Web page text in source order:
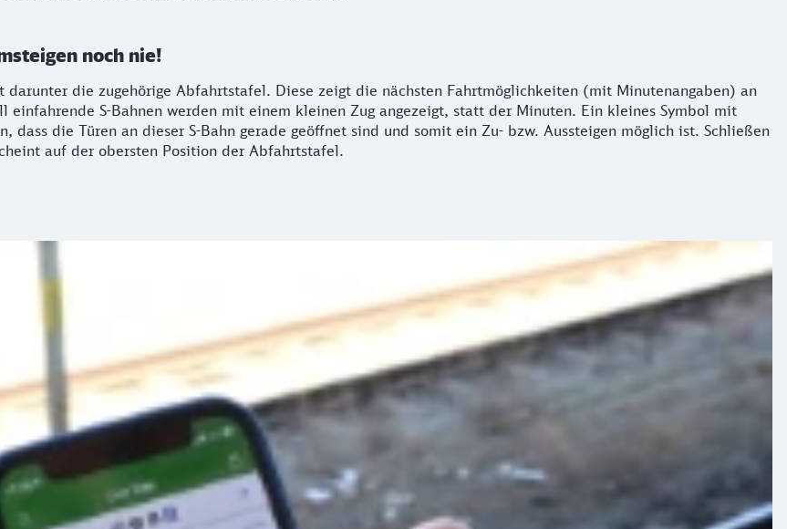
noch nie!
die zugehörige Abfahrtstafel. Diese zeigt die nächsten Fahrtmöglichkeiten (mit Minutenangaben) an
S-Bahnen werden mit einem kleinen Zug angezeigt, statt der Minuten. Ein kleines Symbol mit
dass die Türen an dieser S-Bahn gerade geöffnet sind und somit ein Zu- bzw. Aussteigen möglich ist. Schließen
auf der obersten Position der Abfahrtstafel.